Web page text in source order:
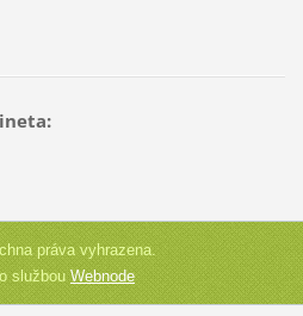
práva vyhrazena.
službouWebnode